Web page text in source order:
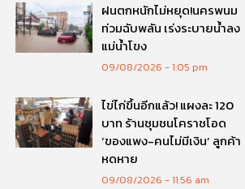
ฝนตกหนักไม่หยุด!นครพนม
ท่วมฉับพลัน เร่งระบายน้ำลง
แม่น้ำโขง
09/08/2026 1:05 pm
ไข่ไก่ขึ้นอีกแล้ว! แผงละ 120
บาท ร้านชุมชนโคราชโอด
‘ของแพง-คนไม่มีเงิน’ ลูกค้า
หดหาย
09/08/2026 11:56 am